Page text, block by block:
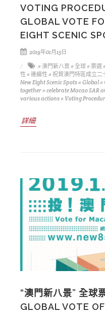
VOTING
GLOBAL VOTE
EIGHT SCENIC
2019年01月15日
# 澳門新八景# 全球# 票選
性 # 連續性 # 祝賀澳門特區成立二
New Eight Scenic Spots# Global#
together# celebrate Macao SAR
various actions# Voting
詳細
“澳門新八景” 全球
GLOBAL VOTE